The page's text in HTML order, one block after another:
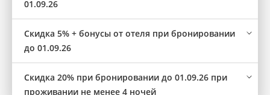
01.09.26
Скидка 5% + бонусы от отеля при бронировании
до 01.09.26
Скидка 20% при бронировании до 01.09.26 при
проживании не менее 4 ночей